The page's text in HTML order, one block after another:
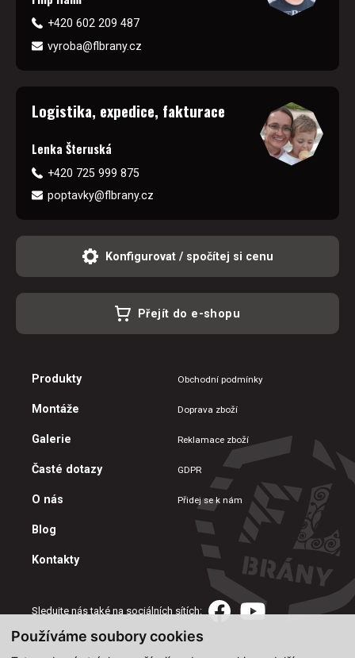
Používáme soubory cookies
+420 602 209 487
vyroba@flbrany.cz
Logistika, expedice, fakturace
Lenka Šteruská
+420 725 999 875
poptavky@flbrany.cz
Konfigurovat / spočítej si cenu
Přejít do e-shopu
Produkty
Montáže
Galerie
Časté dotazy
O nás
Blog
Kontakty
Obchodní podmínky
Doprava zboží
Reklamace zboží
GDPR
Přidej se k nám
Sledujte nás také na sociálních sítích: